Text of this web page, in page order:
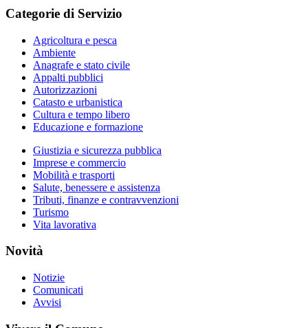
Categorie di Servizio
Agricoltura e pesca
Ambiente
Anagrafe e stato civile
Appalti pubblici
Autorizzazioni
Catasto e urbanistica
Cultura e tempo libero
Educazione e formazione
Giustizia e sicurezza pubblica
Imprese e commercio
Mobilità e trasporti
Salute, benessere e assistenza
Tributi, finanze e contravvenzioni
Turismo
Vita lavorativa
Novità
Notizie
Comunicati
Avvisi